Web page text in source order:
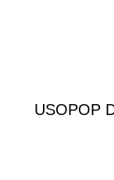
USOPOP